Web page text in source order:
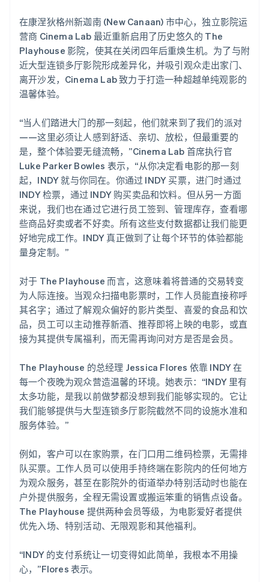
在康涅狄格州新迦南 (New Canaan) 市中心，独立影院运
营商 Cinema Lab 最近重新启用了历史悠久的 The
Playhouse 影院，使其在关闭四年后重焕生机。为了与附
近大型连锁多厅影院形成差异化，并吸引观众走出家门、
离开沙发，Cinema Lab 致力于打造一种超越单纯观影的
温馨体验。
“当人们踏进大门的那一刻起，他们就来到了我们的派对
——这里必须让人感到舒适、亲切、放松，但最重要的
是，整个体验要无缝流畅，”Cinema Lab 首席执行官
Luke Parker Bowles 表示，“从你决定看电影的那一刻
起，INDY 就与你同在。你通过 INDY 买票，进门时通过
INDY 检票，通过 INDY 购买卖品和饮料。但从另一方面
来说，我们也在通过它进行员工签到、管理库存，查看哪
些商品好卖或者不好卖。所有这些支付数据都让我们能更
好地完成工作。INDY 真正做到了让每个环节的体验都能
量身定制。”
对于 The Playhouse 而言，这意味着将普通的交易转变
为人际连接。当观众扫描电影票时，工作人员能直接称呼
其名字；通过了解观众偏好的影片类型、喜爱的食品和饮
品，员工可以主动推荐新酒、推荐即将上映的电影，或直
接为其提供专属福利，而无需再询问对方是否是会员。
The Playhouse 的总经理 Jessica Flores 依靠 INDY 在
每一个夜晚为观众营造温馨的环境。她表示：“INDY 里有
太多功能，是我以前做梦都没想到我们能够实现的。它让
我们能够提供与大型连锁多厅影院截然不同的设施水准和
服务体验。”
例如，客户可以在家购票，在门口用二维码检票，无需排
队买票。工作人员可以使用手持终端在影院内的任何地方
为观众服务，甚至在影院外的街道举办特别活动时也能在
户外提供服务，全程无需设置或搬运笨重的销售点设备。
The Playhouse 提供两种会员等级，为电影爱好者提供
优先入场、特别活动、无限观影和其他福利。
“INDY 的支付系统让一切变得如此简单，我根本不用操
心，”Flores 表示。